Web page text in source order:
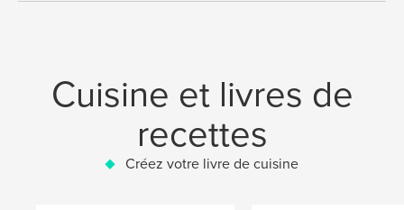
Cuisine et livres de
recettes
Créez votre livre de cuisine